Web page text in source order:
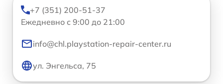
+7 (351) 200-51-37
Ежедневно с 9:00 до 21:00
info@chl.playstation-repair-center.ru
ул. Энгельса, 75